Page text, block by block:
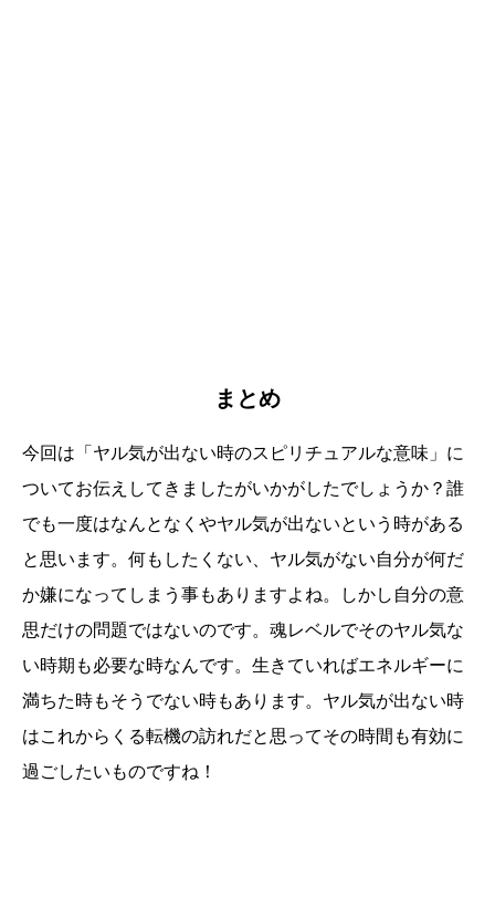
まとめ
今回は「ヤル気が出ない時のスピリチュアルな意味」に
ついてお伝えしてきましたがいかがしたでしょうか？誰
でも一度はなんとなくやヤル気が出ないという時がある
と思います。何もしたくない、ヤル気がない自分が何だ
か嫌になってしまう事もありますよね。しかし自分の意
思だけの問題ではないのです。魂レベルでそのヤル気な
い時期も必要な時なんです。生きていればエネルギーに
満ちた時もそうでない時もあります。ヤル気が出ない時
はこれからくる転機の訪れだと思ってその時間も有効に
過ごしたいものですね！